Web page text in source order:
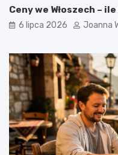
Ceny we Włoszech –
6 lipca 2026 Joanna